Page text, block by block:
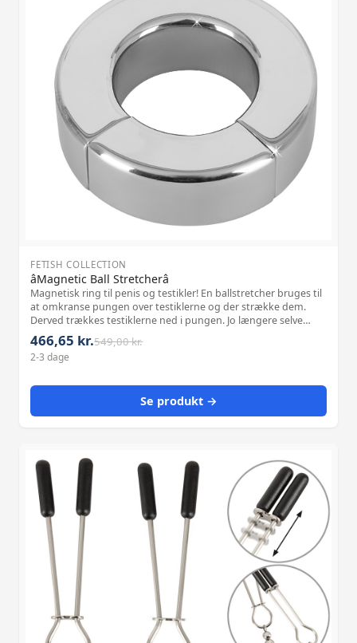
FETISH COLLECTION
âMagnetic Ball Stretcherâ
Magnetisk ring til penis og testikler! En ballstretcher bruges til
at omkranse pungen over testiklerne og der strække dem.
Derved trækkes testiklerne ned i pungen. Jo længere selve
ballstretcheren er desto mere vægt og strækvirkning har den.
Det rækker fr
466,65 kr.549,00 kr.
2-3 dage
Se produkt →